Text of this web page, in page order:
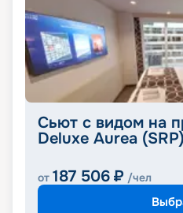
Сьют с видом на
Deluxe Aurea (SRP)
от 187 506 ₽ /чел